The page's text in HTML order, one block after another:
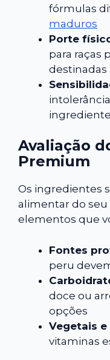
fórmulas
maduros
Porte
para raças
destinadas
Avaliação
Premium
Os ingredientes
alimentar do seu
elementos que
Fontes
peru
doce ou
opções
Vegetais
vitaminas